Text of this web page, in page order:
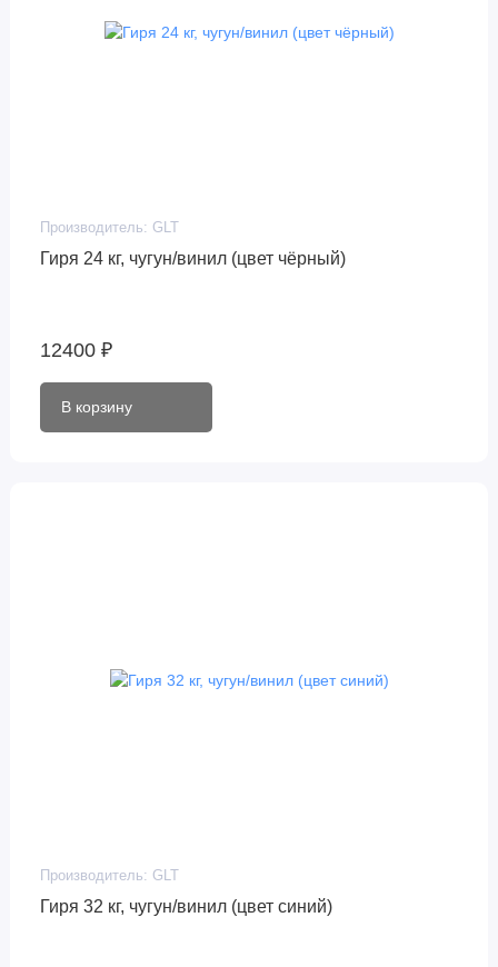
Производитель: GLT
Гиря 24 кг, чугун/винил (цвет чёрный)
12400 ₽
В корзину
Производитель: GLT
Гиря 32 кг, чугун/винил (цвет синий)